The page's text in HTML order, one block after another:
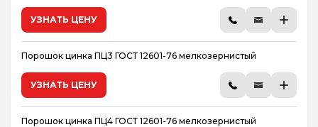
УЗНАТЬ ЦЕНУ
Порошок цинка ПЦ3 ГОСТ 12601-76 мелкозернистый
УЗНАТЬ ЦЕНУ
Порошок цинка ПЦ4 ГОСТ 12601-76 мелкозернистый